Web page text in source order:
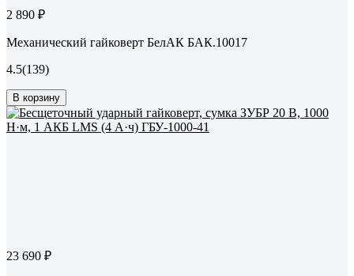
2 890 ₽
Механический гайковерт БелАК БАК.10017
4.5(139)
В корзину
23 690 ₽